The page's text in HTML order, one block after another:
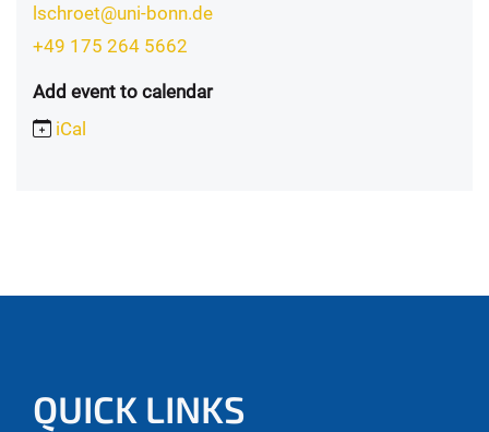
lschroet@uni-bonn.de
+49 175 264 5662
Add event to calendar
iCal
QUICK LINKS